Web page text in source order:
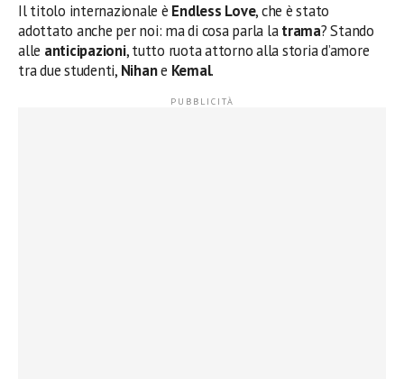
Il titolo internazionale è Endless Love, che è stato
adottato anche per noi: ma di cosa parla latrama? Stando
alle anticipazioni, tutto ruota attorno alla storia d’amore
tra due studenti, Nihane Kemal.